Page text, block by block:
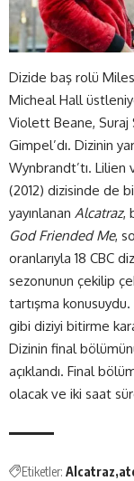
Dizide baş rolü
Micheal Hall
Violett Beane, Suraj
Gimpel’dı. Dizinin
Wynbrandt’tı.
(2012) dizisinde de
yayınlanan Alcatraz,
God Friended Me,
oranlarıyla 18 CBC
sezonunun çekilip
tartışma
gibi diziyi bitirme
Dizinin final
açıklandı. Final
olacak ve iki saat
Etiketler: Alcatraz